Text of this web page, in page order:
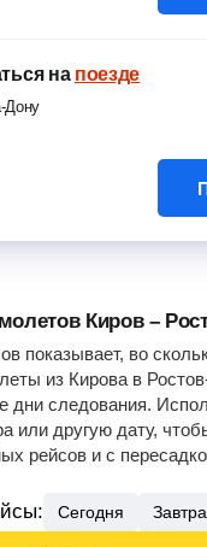
на поезде
Дону
Киров –
показывает, во
из Кирова в
дни следования.
или другую дату,
рейсов и с
Сегодня Завтра